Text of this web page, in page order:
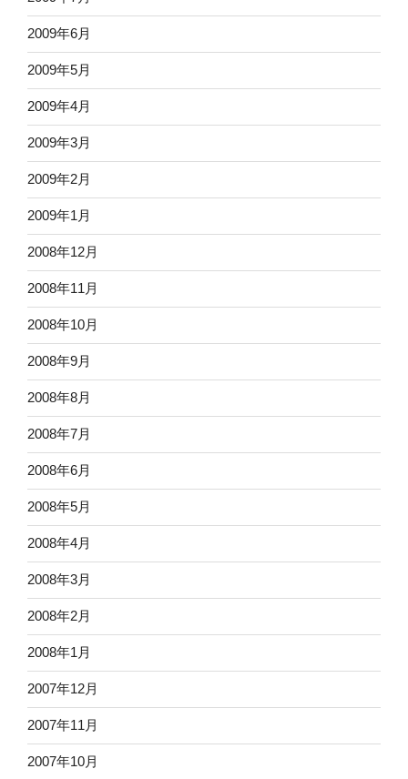
2009年6月
2009年5月
2009年4月
2009年3月
2009年2月
2009年1月
2008年12月
2008年11月
2008年10月
2008年9月
2008年8月
2008年7月
2008年6月
2008年5月
2008年4月
2008年3月
2008年2月
2008年1月
2007年12月
2007年11月
2007年10月